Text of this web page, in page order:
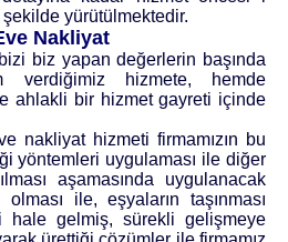
yürütülmektedir.
Nakliyat
biz yapan değerlerin başında
verdiğimiz hizmete, hemde
ahlakli bir hizmet gayreti içinde
nakliyathizmeti firmamızın bu
yöntemleri uygulaması ile diğer
aşamasında uygulanacak
ile, eşyaların taşınması
gelmiş, sürekli gelişmeye